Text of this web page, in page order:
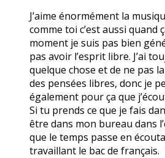
J’aime énormément la
comme toi c’est aussi quand
moment je suis pas bien
pas avoir l’esprit libre. J’ai
quelque chose et de ne pas
des pensées libres, donc je
également pour ça que
Si tu prends ce que je fais
être dans mon bureau dans
que le temps passe en
travaillant le bac de français.